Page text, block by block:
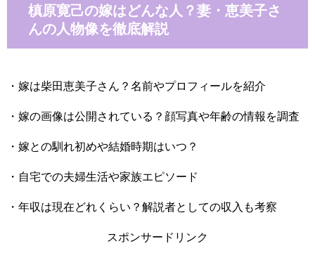
槙原寛己の嫁はどんな人？妻・恵美子さ
んの人物像を徹底解説
・嫁は柴田恵美子さん？名前やプロフィールを紹介
・嫁の画像は公開されている？顔写真や年齢の情報を調査
・嫁との馴れ初めや結婚時期はいつ？
・自宅での夫婦生活や家族エピソード
・年収は現在どれくらい？解説者としての収入も考察
スポンサードリンク